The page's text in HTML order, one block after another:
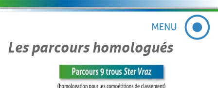
Les parcours homologués